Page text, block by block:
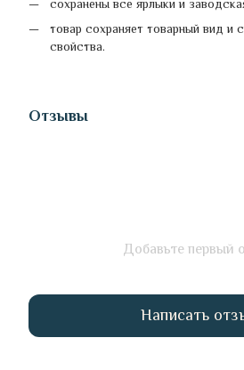
сохранены все ярлыки и
товар сохраняет товарный вид и
свойства.
Отзывы
Добавьте первый
Написать